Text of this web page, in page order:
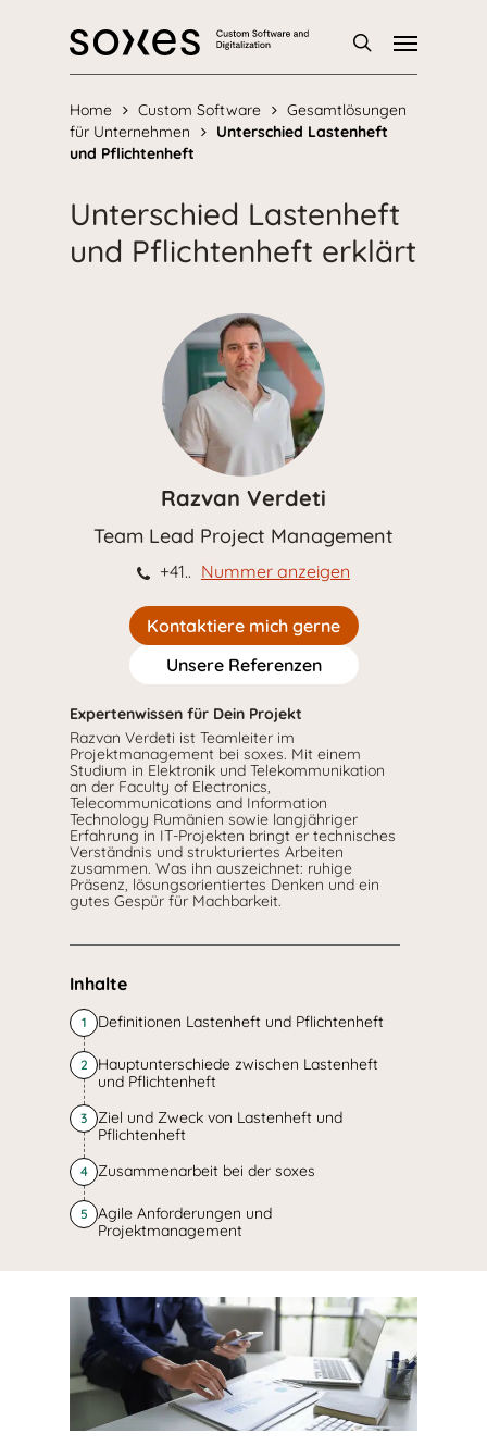
Menu
Home Custom Software
Gesamtlösungen
für Unternehmen
Unterschied Lastenheft
und Pflichtenheft
Unterschied Lastenheft
und Pflichtenheft erklärt
Razvan Verdeti
Team Lead Project Management
+41.. Nummer anzeigen
Kontaktiere mich gerne
Unsere Referenzen
Expertenwissen für Dein Projekt
Razvan Verdeti ist Teamleiter im
Projektmanagement bei soxes. Mit einem
Studium in Elektronik und Telekommunikation
an der Faculty of Electronics,
Telecommunications and Information
Technology Rumänien sowie langjähriger
Erfahrung in IT-Projekten bringt er technisches
Verständnis und strukturiertes Arbeiten
zusammen. Was ihn auszeichnet: ruhige
Präsenz, lösungsorientiertes Denken und ein
gutes Gespür für Machbarkeit.
Inhalte
1 Definitionen Lastenheft und Pflichtenheft
2
Hauptunterschiede zwischen Lastenheft
und Pflichtenheft
3
Ziel und Zweck von Lastenheft und
Pflichtenheft
4 Zusammenarbeit bei der soxes
5
Agile Anforderungen und
Projektmanagement